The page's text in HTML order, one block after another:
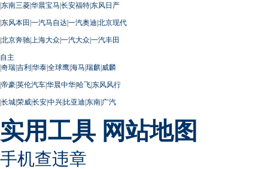
|东南三菱|华晨宝马|长安福特|东风日产
|东风本田 |一汽马自达|一汽奥迪|北京现代
|北京奔驰| 上海大众|一汽大众|一汽丰田
自主
|奇瑞|吉利|华泰|全球鹰|海马|瑞麒|威麟
|帝豪|英伦汽车|华晨中华|哈飞|东风风行
|长城|荣威|长安|中兴|比亚迪|东南|广汽
实用工具 网站地图
手机查违章